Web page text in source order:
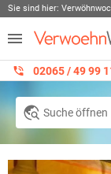
Sie sind hier:
02065 / 49 ‌99
Suche öffnen